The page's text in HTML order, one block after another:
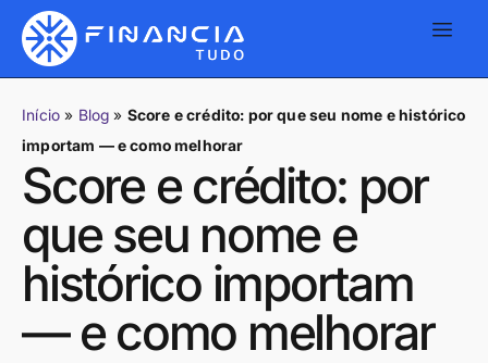
Início » Blog » Score e crédito: por que seu nome e histórico
importam — e como melhorar
Score e crédito: por
que seu nome e
histórico importam
— e como melhorar